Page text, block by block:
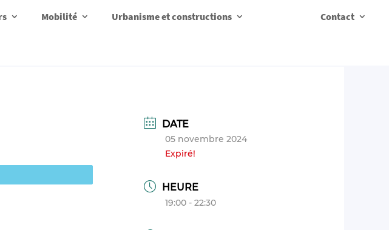
Mobilité Urbanisme et constructions Contact
DATE
05 novembre 2024
Expiré!
HEURE
19:00 - 22:30